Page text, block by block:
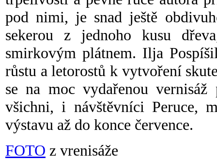
pod nimi, je snad ještě
sekerou z jednoho kusu
smirkovým plátnem. Ilja
růstu a letorostů k vytvoření
se na moc vydařenou
všichni, i návštěvníci Peruce,
výstavu až do konce července.
FOTO z vrenisáže